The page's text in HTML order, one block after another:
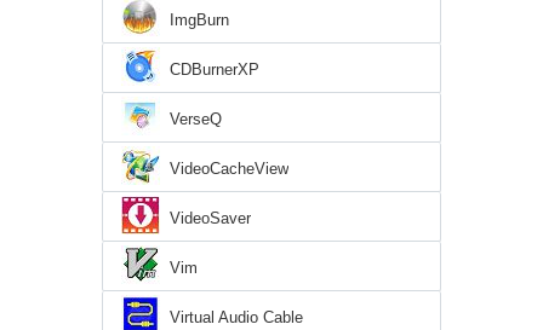
ImgBurn
CDBurnerXP
VerseQ
VideoCacheView
VideoSaver
Vim
Virtual Audio Cable